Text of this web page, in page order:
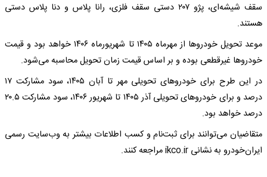
سقف شیشه‌ای، پژو ۲۰۷ دستی سقف فلزی، رانا پلاس و دنا پلاس دستی
هستند.
موعد تحویل خودروها از مهرماه ۱۴۰۵ تا شهریورماه ۱۴۰۶ خواهد بود و قیمت
خودروها غیرقطعی بوده و بر اساس قیمت زمان تحویل محاسبه می‌شود.
در این طرح برای خودروهای تحویلی مهر تا آبان ۱۴۰۵، سود مشارکت ۱۷
درصد و برای خودروهای تحویلی آذر ۱۴۰۵ تا شهریور ۱۴۰۶، سود مشارکت ۲۰.۵
درصد خواهد بود.
متقاضیان می‌توانند برای ثبت‌نام و کسب اطلاعات بیشتر به وب‌سایت رسمی
ایران‌خودرو به نشانی ikco.ir مراجعه کنند.